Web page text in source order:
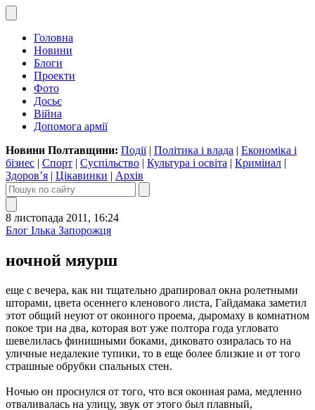
Головна
Новини
Блоги
Проекти
Фото
Досьє
Війна
Допомога армії
Новини Полтавщини: Події| Політика і влада | Економіка і
бізнес | Спорт | Суспільство | Культура і освіта | Кримінал |
Здоров’я | Цікавинки | Архів
8 листопада 2011, 16:24
Блог Ілька Запорожця
ночной мяурш
еще с вечера, как ни тщательно драпировал окна ролетными
шторами, цвета осеннего кленового листа, Гайдамака заметил
этот общий неуют от оконного проема, дыромаху в комнатном
покое три на два, которая вот уже полтора года угловато
шевелилась финишными боками, диковато озиралась то на
уличные недалекие тупики, то в еще более близкие и от того
страшные обрубки спальных стен.
Ночью он проснулся от того, что вся оконная рама, медленно
отваливалась на улицу, звук от этого был плавный,